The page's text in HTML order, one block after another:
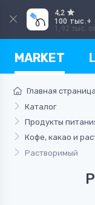
4,2
100 тыс.+
1,92 тыс.
MARKET
Главная страница
Каталог
Продукты
Кофе, какао и
Растворимый